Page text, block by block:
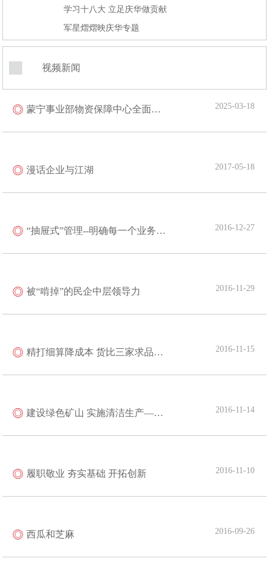
学习十八大 立足庆华做贡献
军星熠熠映庆华专题
视频新闻
蒙宁事业部物资保障中心全面优化管理 2025-03-18
漫话企业与江湖 2017-05-18
“抽屉式”管理--明确每一个业务科室和管理人员的“职、责、权、利” 2016-12-27
被“啃掉”的民企中层领导力 2016-11-29
精打细算降成本 货比三家求品质——记新疆庆华能源集团实施职工餐厅副食品专项采购工作专题报道 2016-11-15
建设绿色矿山 实施清洁生产——伊犁庆华能源开发有限公司全面开展节能环保工作报道 2016-11-14
履职敬业 夯实基础 开拓创新 2016-11-10
西瓜和芝麻 2016-09-26